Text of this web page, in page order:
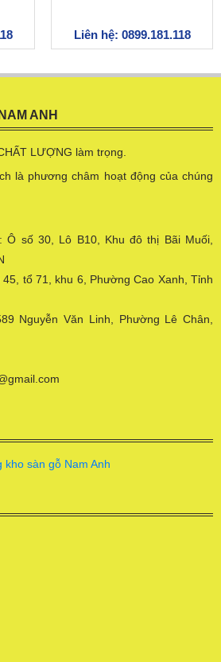
Liên hệ: 0899.181.118
ANH
LƯỢNG làm trọng.
là phương châm hoạt động của chúng
Ô số 30, Lô B10, Khu đô thị Bãi Muối,
tổ 71, khu 6, Phường Cao Xanh, Tỉnh
Nguyễn Văn Linh, Phường Lê Chân,
kho sàn gỗ Nam Anh